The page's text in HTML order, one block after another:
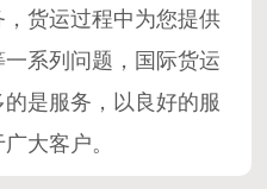
货运过程中为您提供
系列问题，国际货运
是服务，以良好的服
大客户。